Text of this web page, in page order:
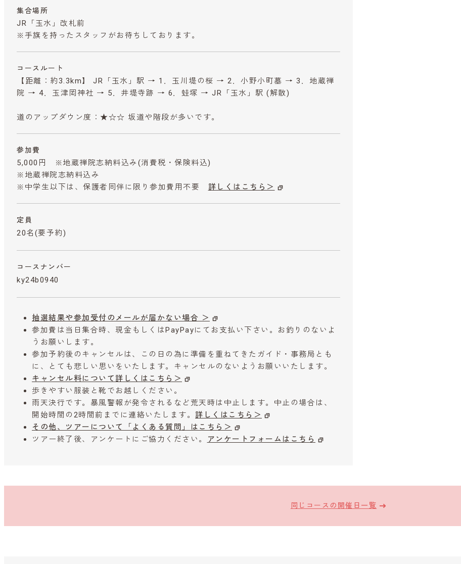
集合場所
JR「玉水」改札前
※手旗を持ったスタッフがお待ちしております。
コースルート
【距離：約3.3km】 JR「玉水」駅 → 1．玉川堤の桜 → 2．小野小町墓 → 3．地蔵禅
院 → 4．玉津岡神社 → 5．井堤寺跡 → 6．蛙塚 → JR「玉水」駅 (解散)
道のアップダウン度：★☆☆ 坂道や階段が多いです。
参加費
5,000円 ※地蔵禅院志納料込み (消費税・保険料込)
※地蔵禅院志納料込み
※中学生以下は、保護者同伴に限り参加費用不要 詳しくはこちら＞
定員
20名(要予約)
コースナンバー
ky24b0940
抽選結果や参加受付のメールが届かない場合 ＞
参加費は当日集合時、現金もしくはPayPayにてお支払い下さい。お釣りのないよ
うお願いします。
参加予約後のキャンセルは、この日の為に準備を重ねてきたガイド・事務局とも
に、とても悲しい思いをいたします。キャンセルのないようお願いいたします。
キャンセル料について詳しくはこちら＞
歩きやすい服装と靴でお越しください。
雨天決行です。暴風警報が発令されるなど荒天時は中止します。中止の場合は、
開始時間の2時間前までに連絡いたします。 詳しくはこちら＞
その他、ツアーについて「よくある質問」はこちら＞
ツアー終了後、アンケートにご協力ください。
アンケートフォームはこちら
同じコースの開催日一覧